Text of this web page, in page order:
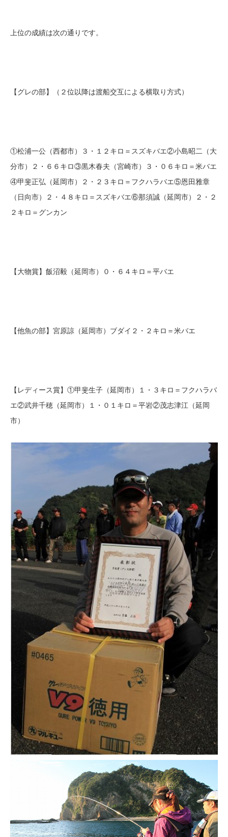
上位の成績は次の通りです。
【グレの部】（２位以降は渡船交互による横取り方式）
①松浦一公（西都市）３・１２キロ＝スズキバエ②小島昭二（大
分市）２・６６キロ③黒木春夫（宮崎市）３・０６キロ＝米バエ
④甲斐正弘（延岡市）２・２３キロ＝フクハラバエ⑤恩田雅章
（日向市）２・４８キロ＝スズキバエ⑥那須誠（延岡市）２・２
２キロ＝グンカン
【大物賞】飯沼毅（延岡市）０・６４キロ＝平バエ
【他魚の部】宮原諒（延岡市）ブダイ２・２キロ＝米バエ
【レディース賞】①甲斐生子（延岡市）１・３キロ＝フクハラバ
エ②武井千穂（延岡市）１・０１キロ＝平岩②茂志津江（延岡
市）